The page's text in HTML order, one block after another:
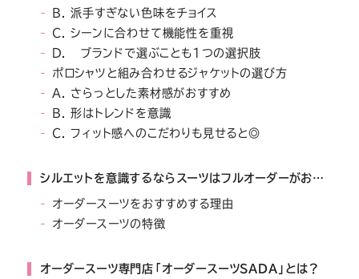
式
Youtube
式
Facebook
式
Twitter
式
Instagram
式
LINE
B. 派手すぎない色味をチョイス
C. シーンに合わせて機能性を重視
D. ブランドで選ぶことも1つの選択肢
ポロシャツと組み合わせるジャケットの選び方
A. さらっとした素材感がおすすめ
B. 形はトレンドを意識
C. フィット感へのこだわりも見せると◎
シルエットを意識するならスーツはフルオーダーがおすすめ
オーダースーツをおすすめする理由
オーダースーツの特徴
オーダースーツ専門店「オーダースーツSADA」とは？